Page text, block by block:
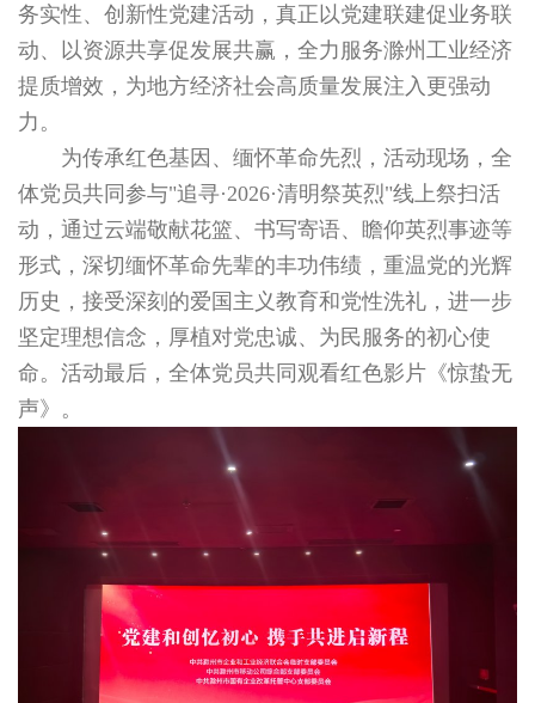
务实性、创新性党建活动，真正以党建联建促业务联
动、以资源共享促发展共赢，全力服务滁州工业经济
提质增效，为地方经济社会高质量发展注入更强动
力。
为传承红色基因、缅怀革命先烈，活动现场，全
体党员共同参与"追寻·2026·清明祭英烈"线上祭扫活
动，通过云端敬献花篮、书写寄语、瞻仰英烈事迹等
形式，深切缅怀革命先辈的丰功伟绩，重温党的光辉
历史，接受深刻的爱国主义教育和党性洗礼，进一步
坚定理想信念，厚植对党忠诚、为民服务的初心使
命。活动最后，全体党员共同观看红色影片《惊蛰无
声》。